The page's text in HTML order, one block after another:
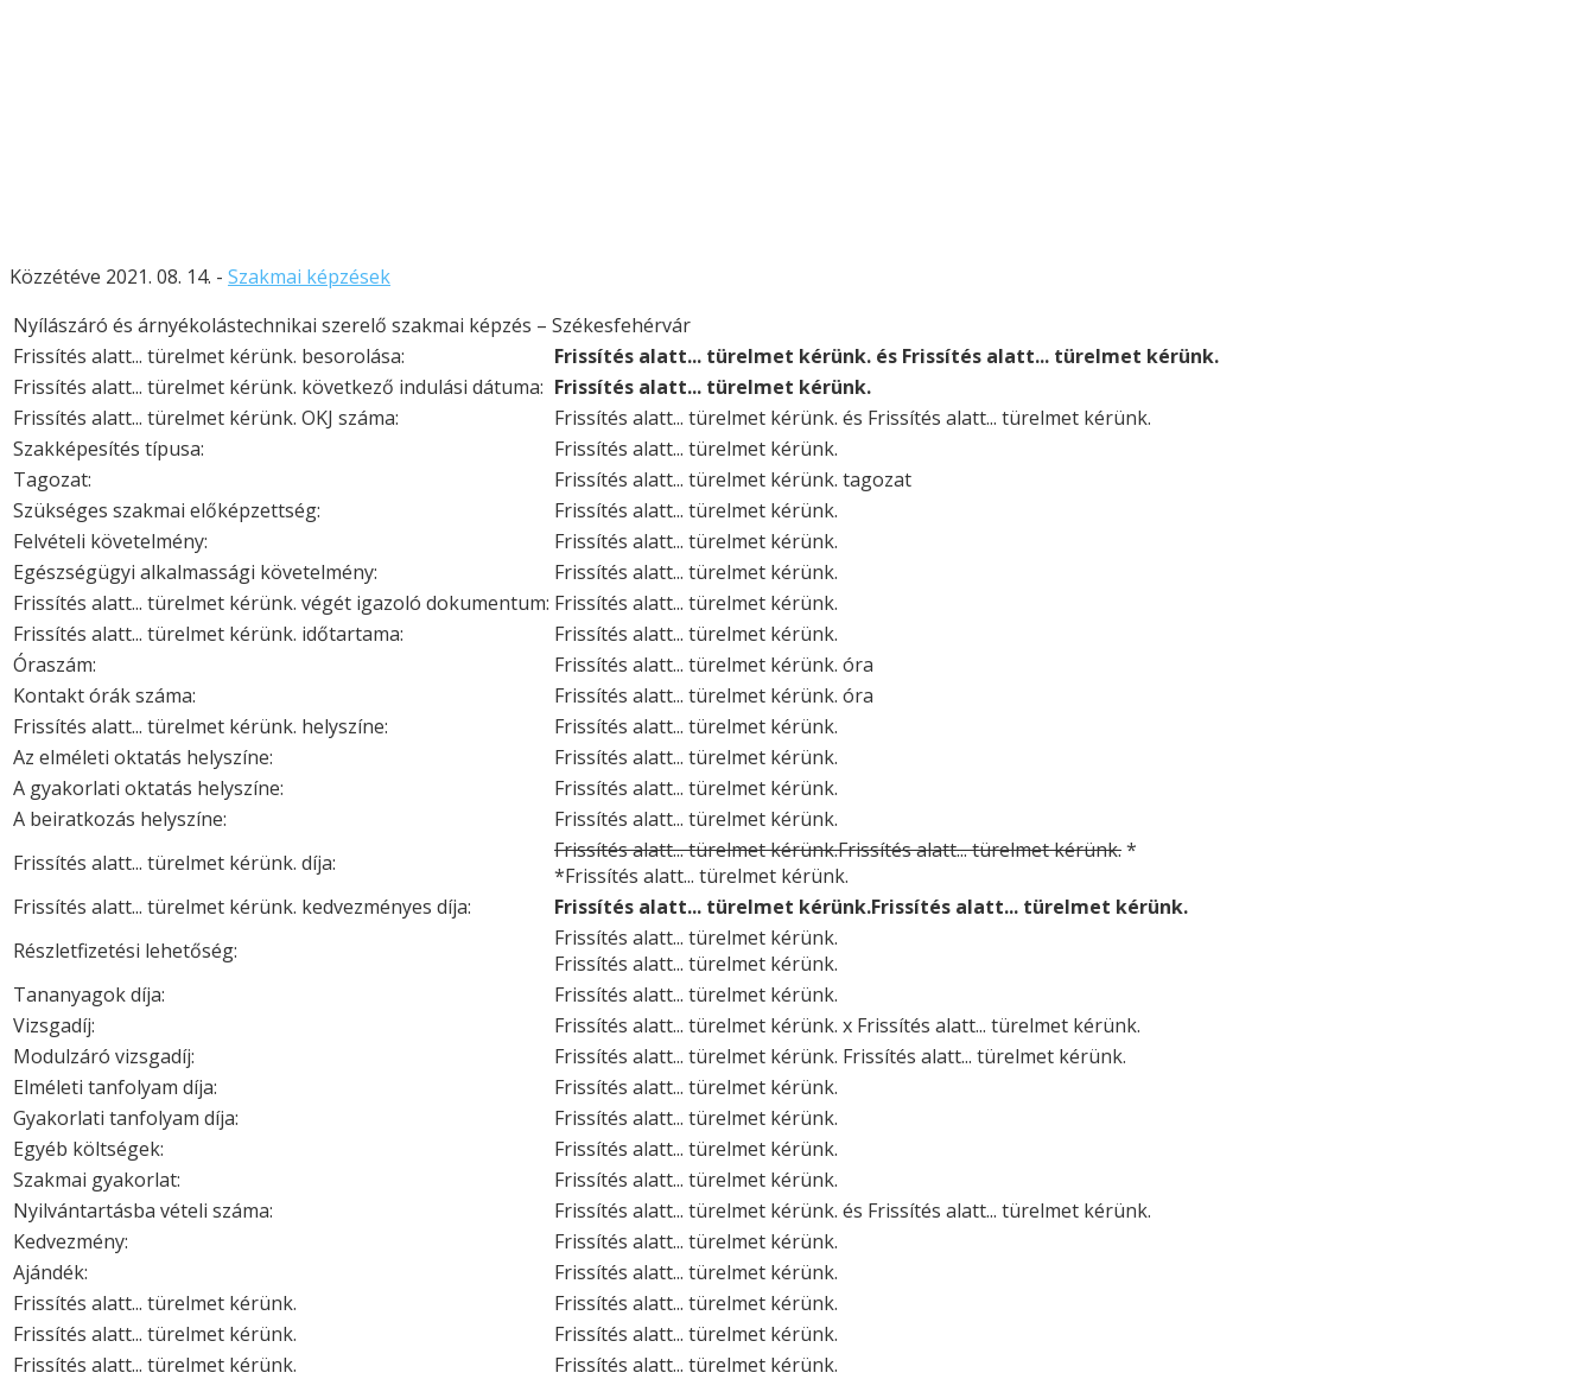
Közzétéve 2021. 08. 14. - Szakmai képzések
Nyílászáró és árnyékolástechnikai szerelő szakmai képzés – Székesfehérvár
Frissítés alatt... türelmet kérünk. besorolása:
Frissítés alatt... türelmet kérünk. és Frissítés alatt... türelmet kérünk.
Frissítés alatt... türelmet kérünk. következő indulási dátuma: Frissítés alatt... türelmet kérünk.
Frissítés alatt... türelmet kérünk. OKJ száma:
Frissítés alatt... türelmet kérünk. és Frissítés alatt... türelmet kérünk.
Szakképesítés típusa:
Frissítés alatt... türelmet kérünk.
Tagozat:
Frissítés alatt... türelmet kérünk. tagozat
Szükséges szakmai előképzettség:
Frissítés alatt... türelmet kérünk.
Felvételi követelmény:
Frissítés alatt... türelmet kérünk.
Egészségügyi alkalmassági követelmény:
Frissítés alatt... türelmet kérünk.
Frissítés alatt... türelmet kérünk. végét igazoló dokumentum: Frissítés alatt... türelmet kérünk.
Frissítés alatt... türelmet kérünk. időtartama:
Frissítés alatt... türelmet kérünk.
Óraszám:
Frissítés alatt... türelmet kérünk. óra
Kontakt órák száma:
Frissítés alatt... türelmet kérünk. óra
Frissítés alatt... türelmet kérünk. helyszíne:
Frissítés alatt... türelmet kérünk.
Az elméleti oktatás helyszíne:
Frissítés alatt... türelmet kérünk.
A gyakorlati oktatás helyszíne:
Frissítés alatt... türelmet kérünk.
A beiratkozás helyszíne:
Frissítés alatt... türelmet kérünk.
Frissítés alatt... türelmet kérünk. díja:
Frissítés alatt... türelmet kérünk.Frissítés alatt... türelmet kérünk.*
*Frissítés alatt... türelmet kérünk.
Frissítés alatt... türelmet kérünk. kedvezményes díja:
Frissítés alatt... türelmet kérünk.Frissítés alatt... türelmet kérünk.
Részletfizetési lehetőség:
Frissítés alatt... türelmet kérünk.
Frissítés alatt... türelmet kérünk.
Tananyagok díja:
Frissítés alatt... türelmet kérünk.
Vizsgadíj:
Frissítés alatt... türelmet kérünk. x Frissítés alatt... türelmet kérünk.
Modulzáró vizsgadíj:
Frissítés alatt... türelmet kérünk. Frissítés alatt... türelmet kérünk.
Elméleti tanfolyam díja:
Frissítés alatt... türelmet kérünk.
Gyakorlati tanfolyam díja:
Frissítés alatt... türelmet kérünk.
Egyéb költségek:
Frissítés alatt... türelmet kérünk.
Szakmai gyakorlat:
Frissítés alatt... türelmet kérünk.
Nyilvántartásba vételi száma:
Frissítés alatt... türelmet kérünk. és Frissítés alatt... türelmet kérünk.
Kedvezmény:
Frissítés alatt... türelmet kérünk.
Ajándék:
Frissítés alatt... türelmet kérünk.
Frissítés alatt... türelmet kérünk.
Frissítés alatt... türelmet kérünk.
Frissítés alatt... türelmet kérünk.
Frissítés alatt... türelmet kérünk.
Frissítés alatt... türelmet kérünk.
Frissítés alatt... türelmet kérünk.